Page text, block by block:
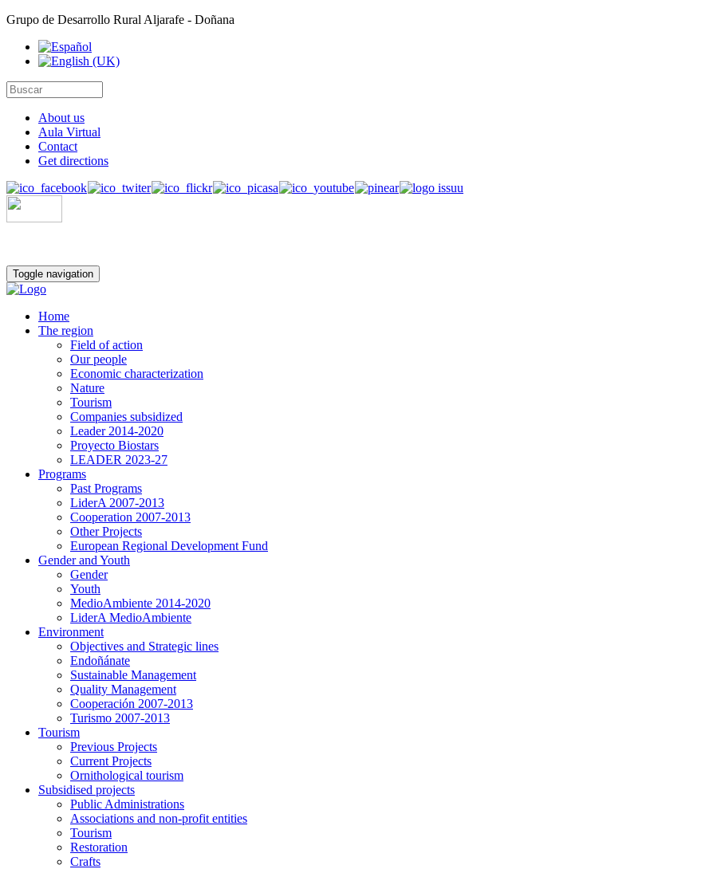
Grupo de Desarrollo Rural Aljarafe - Doñana
About us
Aula Virtual
Contact
Get directions
Toggle navigation
Home
The region
Field of action
Our people
Economic characterization
Nature
Tourism
Companies subsidized
Leader 2014-2020
Proyecto Biostars
LEADER 2023-27
Programs
Past Programs
LiderA 2007-2013
Cooperation 2007-2013
Other Projects
European Regional Development Fund
Gender and Youth
Gender
Youth
MedioAmbiente 2014-2020
LiderA MedioAmbiente
Environment
Objectives and Strategic lines
Endoñánate
Sustainable Management
Quality Management
Cooperación 2007-2013
Turismo 2007-2013
Tourism
Previous Projects
Current Projects
Ornithological tourism
Subsidised projects
Public Administrations
Associations and non-profit entities
Tourism
Restoration
Crafts